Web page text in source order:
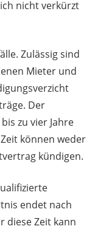
nicht verkürzt
Zulässig sind
Mieter und
Der
zu vier Jahre
können weder
kündigen.
endet nach
diese Zeit kann